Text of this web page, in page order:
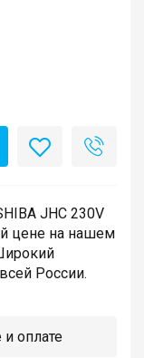
JHC 230V
цене на нашем
России.
оплате